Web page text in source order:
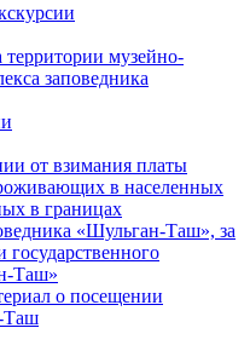
музейно-
заповедника
от взимания платы
в населенных
в границах
«Шульган-Таш», за
Таш»
о посещении
Таш